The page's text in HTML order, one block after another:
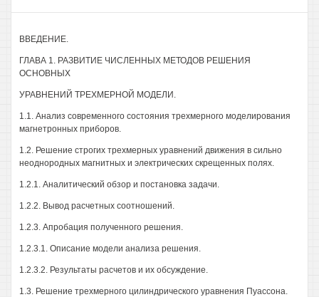
ВВЕДЕНИЕ.
ГЛАВА 1. РАЗВИТИЕ ЧИСЛЕННЫХ МЕТОДОВ РЕШЕНИЯ
ОСНОВНЫХ
УРАВНЕНИЙ ТРЕХМЕРНОЙ МОДЕЛИ.
1.1. Анализ современного состояния трехмерного моделирования
магнетронных приборов.
1.2. Решение строгих трехмерных уравнений движения в сильно
неоднородных магнитных и электрических скрещенных полях.
1.2.1. Аналитический обзор и постановка задачи.
1.2.2. Вывод расчетных соотношений.
1.2.3. Апробация полученного решения.
1.2.3.1. Описание модели анализа решения.
1.2.3.2. Результаты расчетов и их обсуждение.
1.3. Решение трехмерного цилиндрического уравнения Пуассона.